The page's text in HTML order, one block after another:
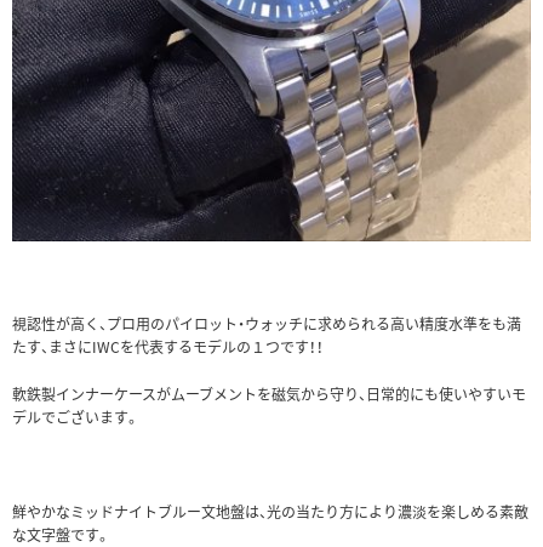
視認性が高く、プロ用のパイロット・ウォッチに求められる高い精度水準をも満
たす、まさにIWCを代表するモデルの１つです！！
軟鉄製インナーケースがムーブメントを磁気から守り、日常的にも使いやすいモ
デルでございます。
鮮やかなミッドナイトブルー文地盤は、光の当たり方により濃淡を楽しめる素敵
な文字盤です。